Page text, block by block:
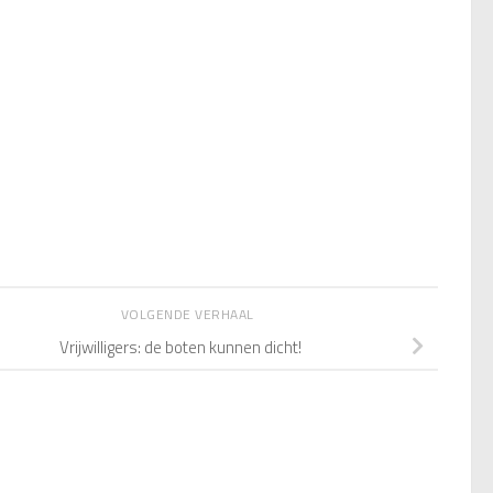
VOLGENDE VERHAAL
Vrijwilligers: de boten kunnen dicht!